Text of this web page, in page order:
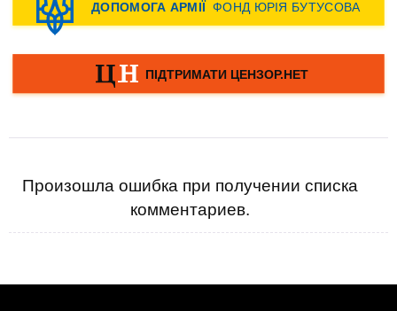
Произошла ошибка при получении списка
комментариев.